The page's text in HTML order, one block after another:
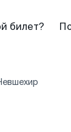
билет?